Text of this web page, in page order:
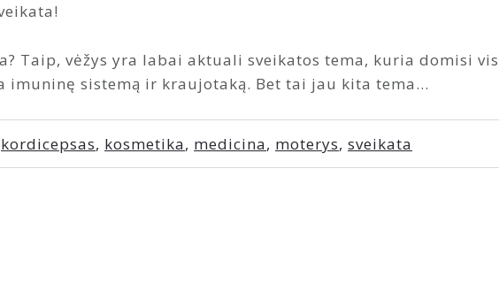
Taip, vėžys yra labai aktuali sveikatos tema, kuria domisi
imuninę sistemą ir kraujotaką. Bet tai jau kita tema…
kordicepsas, kosmetika, medicina, moterys, sveikata